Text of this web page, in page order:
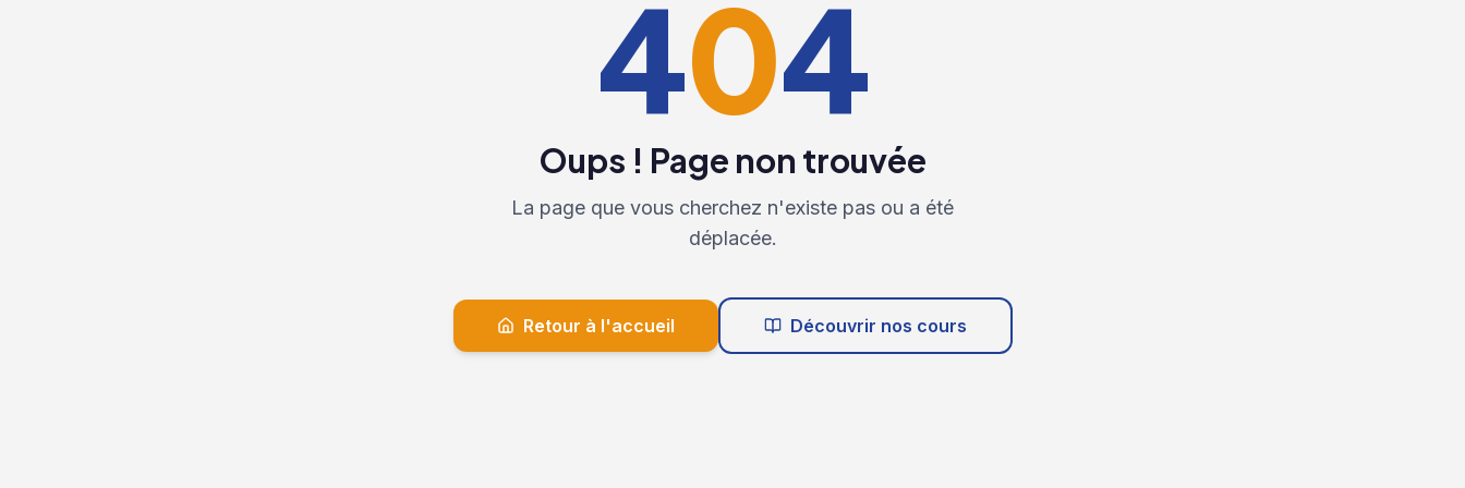
404
Oups ! Page non trouvée
La page que vous cherchez n'existe pas ou a été
déplacée.
Retour à l'accueil Découvrir nos cours